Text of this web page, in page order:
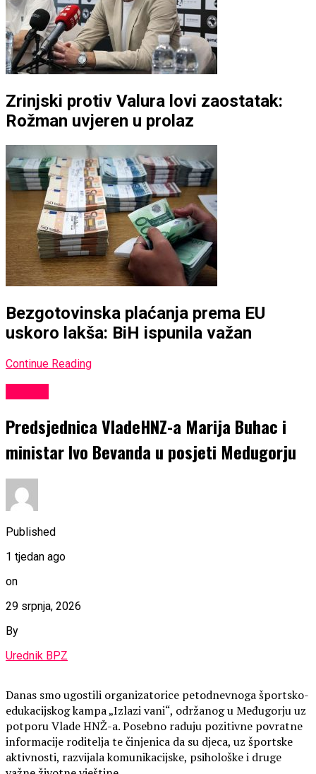
Zrinjski protiv Valura lovi zaostatak:
Rožman uvjeren u prolaz
Bezgotovinska plaćanja prema EU
uskoro lakša: BiH ispunila važan
Continue Reading
Predsjednica VladeHNZ-a Marija Buhac i
ministar Ivo Bevanda u posjeti Medugorju
Published
1 tjedan ago
on
29 srpnja, 2026
By
Urednik BPZ
Danas smo ugostili organizatorice petodnevnoga športsko-
edukacijskog kampa „Izlazi vani“, održanog u Međugorju uz
potporu Vlade HNŽ-a. Posebno raduju pozitivne povratne
informacije roditelja te činjenica da su djeca, uz športske
aktivnosti, razvijala komunikacijske, psihološke i druge